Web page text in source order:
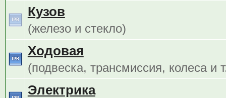
Кузов
(железо и стекло)
Ходовая
(подвеска, трансмиссия, колеса и
Электрика